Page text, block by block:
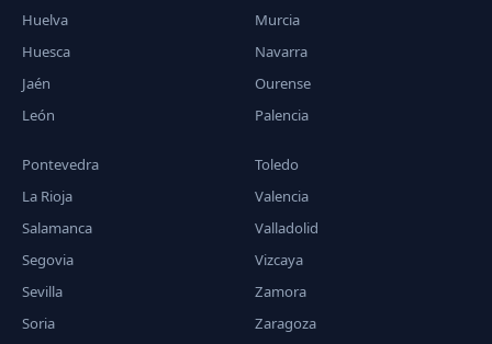
Huelva
Huesca
Jaén
León
Murcia
Navarra
Ourense
Palencia
Pontevedra
La Rioja
Salamanca
Segovia
Sevilla
Soria
Toledo
Valencia
Valladolid
Vizcaya
Zamora
Zaragoza